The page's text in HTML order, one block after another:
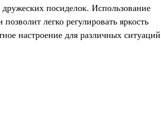
посиделок. Использование
легко регулировать яркость
настроение для различных